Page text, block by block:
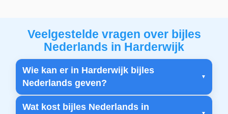
Veelgestelde vragen over bijles
Nederlands in Harderwijk
Wie kan er in Harderwijk bijles
Nederlands geven?
Wat kost bijles Nederlands in